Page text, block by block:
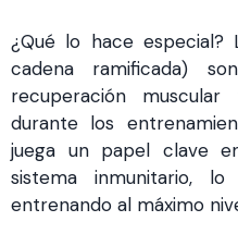
¿Qué lo hace especial?
cadena ramificada)
recuperación
durante los
juega un papel clave
sistema inmunitario,
entrenando al máximo